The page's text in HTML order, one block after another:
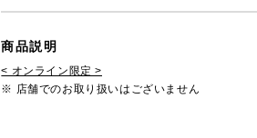
商品説明
< オンライン限定 >
※ 店舗でのお取り扱いはございません